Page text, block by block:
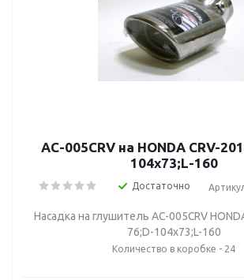
AC-005CRV на HONDA CRV-
104х73;L-160
Достаточно
Насадка на глушитель AC-005CRV
76;D-104х73;L-160
Количество в коробке - 24